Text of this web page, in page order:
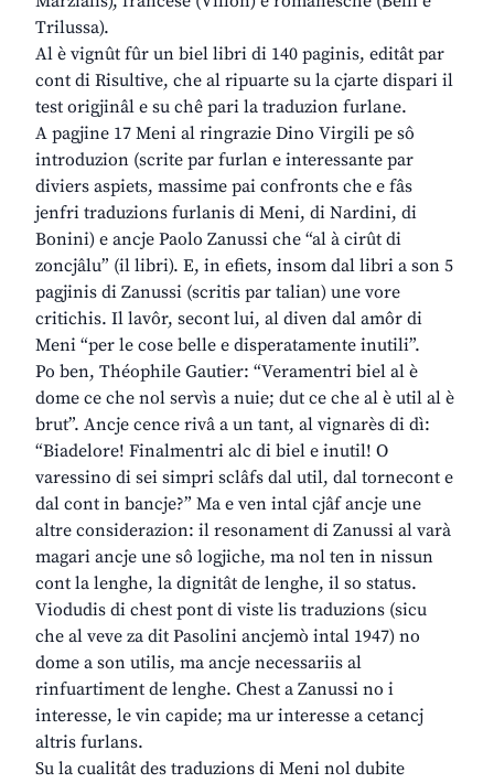
Trilussa).
Al è vignût fûr un biel libri di 140 paginis, editât par
cont di Risultive, che al ripuarte su la cjarte dispari il
test origjinâl e su chê pari la traduzion furlane.
A pagjine 17 Meni al ringrazie Dino Virgili pe sô
introduzion (scrite par furlan e interessante par
diviers aspiets, massime pai confronts che e fâs
jenfri traduzions furlanis di Meni, di Nardini, di
Bonini) e ancje Paolo Zanussi che “al à cirût di
zoncjâlu” (il libri). E, in efiets, insom dal libri a son 5
pagjinis di Zanussi (scritis par talian) une vore
critichis. Il lavôr, secont lui, al diven dal amôr di
Meni “per le cose belle e disperatamente inutili”.
Po ben, Théophile Gautier: “Veramentri biel al è
dome ce che nol servìs a nuie; dut ce che al è util al è
brut”. Ancje cence rivâ a un tant, al vignarès di dì:
“Biadelore! Finalmentri alc di biel e inutil! O
varessino di sei simpri sclâfs dal util, dal tornecont e
dal cont in bancje?” Ma e ven intal cjâf ancje une
altre considerazion: il resonament di Zanussi al varà
magari ancje une sô logjiche, ma nol ten in nissun
cont la lenghe, la dignitât de lenghe, il so status.
Viodudis di chest pont di viste lis traduzions (sicu
che al veve za dit Pasolini ancjemò intal 1947) no
dome a son utilis, ma ancje necessariis al
rinfuartiment de lenghe. Chest a Zanussi no i
interesse, le vin capide; ma ur interesse a cetancj
altris furlans.
Su la cualitât des traduzions di Meni nol dubite